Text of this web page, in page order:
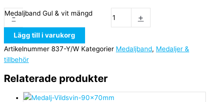
-
Medaljband Gul & vit mängd +
Lägg till i varukorg
Artikelnummer 837-Y/W Kategorier Medaljband, Medaljer &
tillbehör
Relaterade produkter